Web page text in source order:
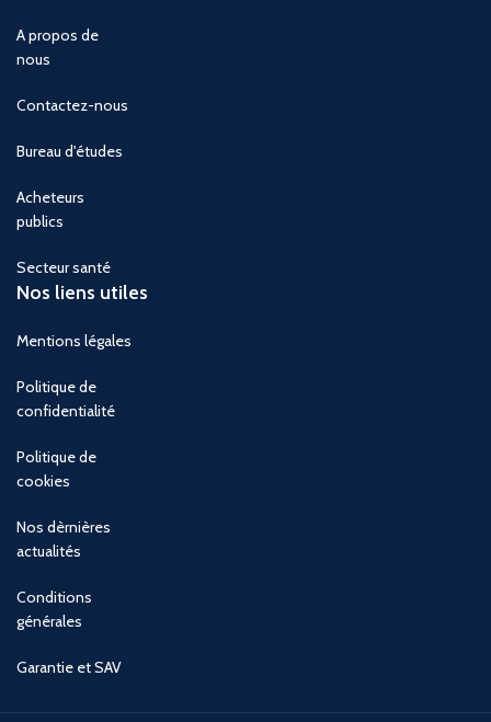
A propos de
nous
Contactez-nous
Bureau d'études
Acheteurs
publics
Secteur santé
Nos liens utiles
Mentions légales
Politique de
confidentialité
Politique de
cookies
Nos dèrnières
actualités
Conditions
générales
Garantie et SAV